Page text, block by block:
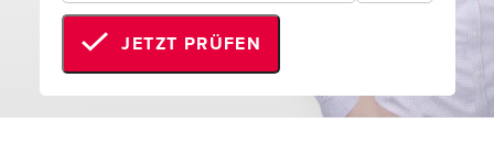
JETZT PRÜFEN